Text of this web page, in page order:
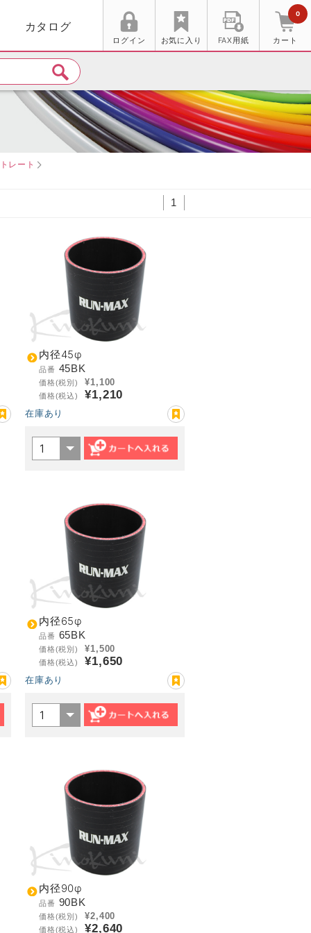
カタログ
ログイン お気に入り FAX用紙 カート
0
レート
1
内径45φ
品番 45BK
価格(税別) ¥1,100
価格(税込) ¥1,210
在庫あり
内径65φ
品番 65BK
価格(税別) ¥1,500
価格(税込) ¥1,650
在庫あり
内径90φ
品番 90BK
価格(税別) ¥2,400
価格(税込) ¥2,640